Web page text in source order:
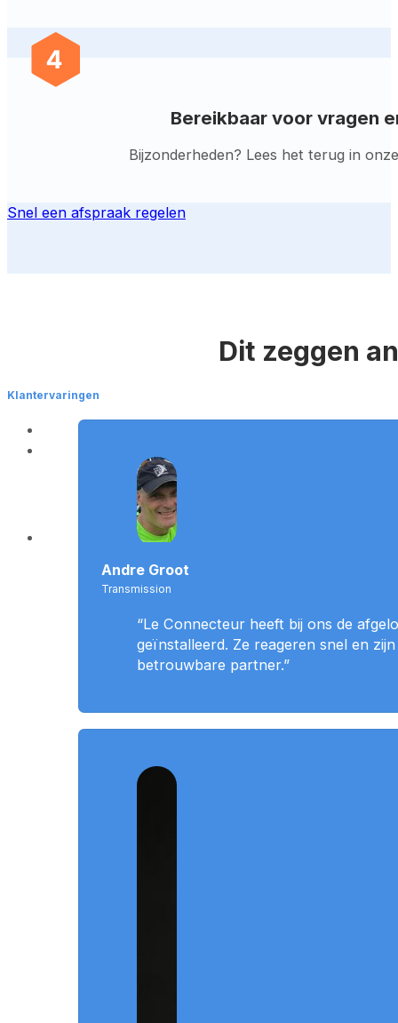
Bereikbaar voor vragen
Bijzonderheden? Lees het terug in
Snel een afspraak regelen
Dit zeggen
Klantervaringen
Andre Groot
Transmission
“Le Connecteur heeft bij ons de
geïnstalleerd. Ze reageren snel en
betrouwbare partner.”